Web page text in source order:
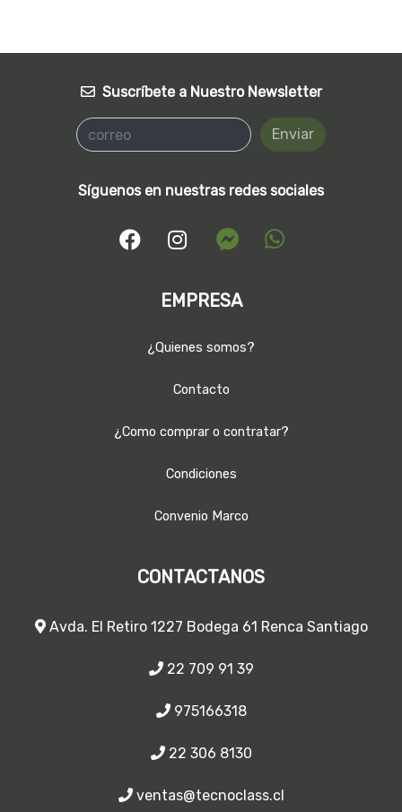
Suscríbete a Nuestro Newsletter
Enviar
Síguenos en nuestras redes sociales
EMPRESA
¿Quienes somos?
Contacto
¿Como comprar o contratar?
Condiciones
Convenio Marco
CONTACTANOS
Avda. El Retiro 1227 Bodega 61 Renca Santiago
22 709 91 39
975166318
22 306 8130
ventas@tecnoclass.cl